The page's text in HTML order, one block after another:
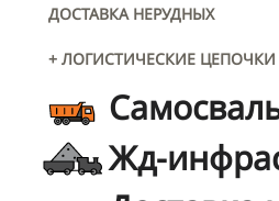
ДОСТАВКА НЕРУДНЫХ
+ ЛОГИСТИЧЕСКИЕ ЦЕПОЧКИ
Жд-